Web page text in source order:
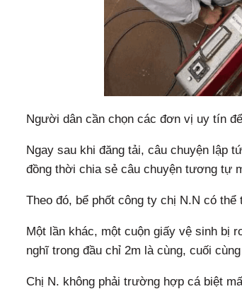
Người dân cần chọn các đơn vị uy tín
Ngay sau khi đăng tải, câu chuyện lập
đồng thời chia sẻ câu chuyện tương tự
Theo đó, bể phốt công ty chị N.N có
Một lần khác, một cuộn giấy vệ sinh bị
nghĩ trong đầu chỉ 2m là cùng, cuối
Chị N. không phải trường hợp cá biệt